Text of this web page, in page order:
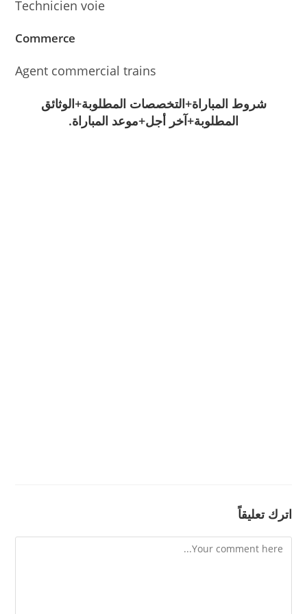
Technicien voie
Agent commercial trains
شروط المباراة+التخصصات المطلوبة+الوثائق
المطلوبة+آخر أجل+موعد المباراة.
اترك تعليقاً
Comment